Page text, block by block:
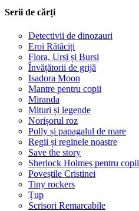
Serii de cărți
Detectivii de dinozauri
Eroi Rătăciți
Flora, Ursi și Bursi
Învățătorii de grijă
Isadora Moon
Mantre pentru copii
Miranda
Mituri și legende
Norișorul roz
Polly și papagalul de mare
Regii și reginele noastre
Save the story
Sherlock Holmes pentru copii
Poveștile Cristinei
Tiny rockers
Țup
Scrisori Remarcabile